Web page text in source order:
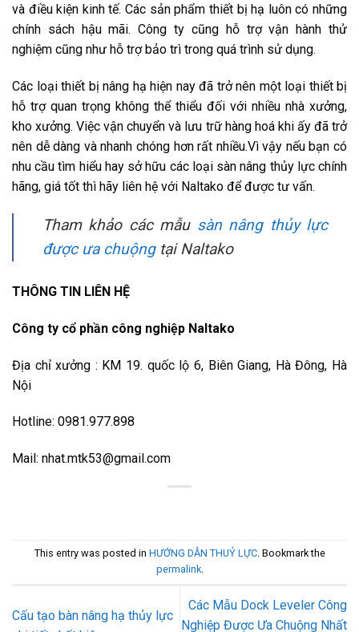
và điều kiện kinh tế. Các sản phẩm thiết bị hạ luôn có những
chính sách hậu mãi. Công ty cũng hỗ trợ vận hành thử
nghiệm cũng như hỗ trợ bảo trì trong quá trình sử dụng.
Các loại thiết bị nâng hạ hiện nay đã trở nên một loại thiết bị
hỗ trợ quan trọng không thể thiểu đối với nhiều nhà xưởng,
kho xưởng. Việc vận chuyển và lưu trữ hàng hoá khi ấy đã trở
nên dễ dàng và nhanh chóng hơn rất nhiều.Vì vậy nếu bạn có
nhu cầu tìm hiểu hay sở hữu các loại sàn nâng thủy lực chính
hãng, giá tốt thì hãy liên hệ với Naltako để được tư vấn.
Tham khảo các mẫu sàn nâng thủy lực
được ưa chuộngtại Naltako
THÔNG TIN LIÊN HỆ
Công ty cổ phần công nghiệp Naltako
Địa chỉ xưởng : KM 19. quốc lộ 6, Biên Giang, Hà Đông, Hà
Nội
Hotline: 0981.977.898
Mail: nhat.mtk53@gmail.com
This entry was posted in HƯỚNG DẪN THUỶ LỰC. Bookmark the
permalink.
Cấu tạo bàn nâng hạ thủy lực
Các Mẫu Dock Leveler Công
Nghiệp Được Ưa Chuộng Nhất